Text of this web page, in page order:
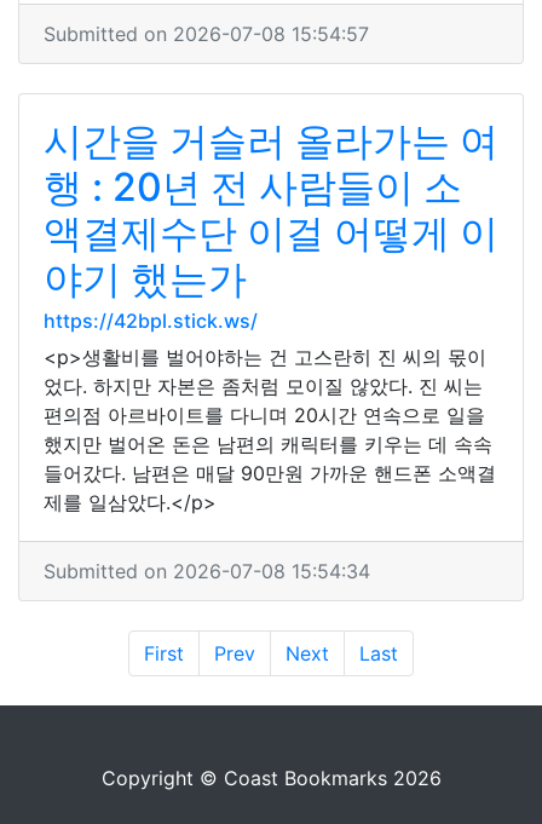
Submitted on 2026-07-08 15:54:57
시간을 거슬러 올라가는 여
행 : 20년 전 사람들이 소
액결제수단 이걸 어떻게 이
야기 했는가
https://42bpl.stick.ws/
<p>생활비를 벌어야하는 건 고스란히 진 씨의 몫이
었다. 하지만 자본은 좀처럼 모이질 않았다. 진 씨는
편의점 아르바이트를 다니며 20시간 연속으로 일을
했지만 벌어온 돈은 남편의 캐릭터를 키우는 데 속속
들어갔다. 남편은 매달 90만원 가까운 핸드폰 소액결
제를 일삼았다.</p>
Submitted on 2026-07-08 15:54:34
First Prev Next Last
Copyright © Coast Bookmarks 2026